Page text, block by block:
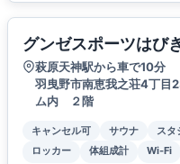
グンゼスポーツはび
萩原天神駅から車で10分
羽曳野市南恵我之荘4丁
ム内 ２階
キャンセル可 サウナ スタ
ロッカー
体組成計 Wi-Fi